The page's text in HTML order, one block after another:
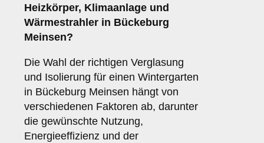
Heizkörper, Klimaanlage und
Wärmestrahler in Bückeburg
Meinsen?
Die Wahl der richtigen Verglasung
und Isolierung für einen Wintergarten
in Bückeburg Meinsen hängt von
verschiedenen Faktoren ab, darunter
die gewünschte Nutzung,
Energieeffizienz und der